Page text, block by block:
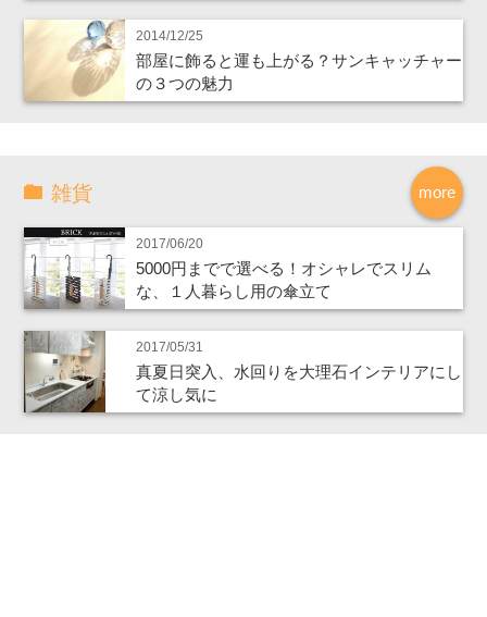
2014/12/25
部屋に飾ると運も上がる？サンキャッチャー
の３つの魅力
more
雑貨
2017/06/20
5000円までで選べる！オシャレでスリム
な、１人暮らし用の傘立て
2017/05/31
真夏日突入、水回りを大理石インテリアにし
て涼し気に